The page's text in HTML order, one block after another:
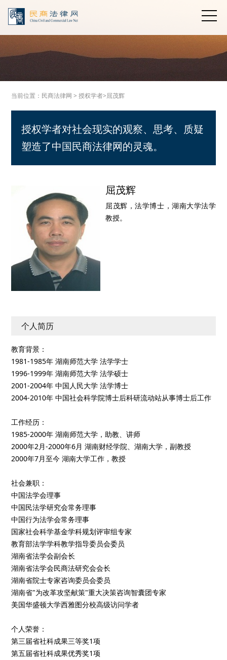
当前位置： 民商法律网 >授权学者>屈茂辉
授权学者对社会现实的观察、思考、质疑
塑造了中国民商法律网的灵魂。
屈茂辉
屈茂辉，法学博士，湖南大学法学
教授。
个人简历
教育背景：
1981-1985年 湖南师范大学 法学学士
1996-1999年 湖南师范大学 法学硕士
2001-2004年 中国人民大学 法学博士
2004-2010年 中国社会科学院博士后科研流动站从事博士后工作
工作经历：
1985-2000年 湖南师范大学，助教、讲师
2000年2月-2000年6月 湖南财经学院、湖南大学，副教授
2000年7月至今 湖南大学工作，教授
社会兼职：
中国法学会理事
中国民法学研究会常务理事
中国行为法学会常务理事
国家社会科学基金学科规划评审组专家
教育部法学学科教学指导委员会委员
湖南省法学会副会长
湖南省法学会民商法研究会会长
湖南省院士专家咨询委员会委员
湖南省"为改革攻坚献策"重大决策咨询智囊团专家
美国华盛顿大学西雅图分校高级访问学者
个人荣誉：
第三届省社科成果三等奖1项
第五届省社科成果优秀奖1项